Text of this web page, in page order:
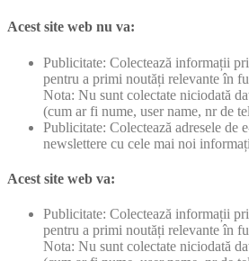
Acest site web nu va:
Publicitate: Colectează informații
pentru a primi noutăți relevante în
Nota: Nu sunt colectate niciodată
(cum ar fi nume, user name, nr de
Publicitate: Colectează adresele de
newslettere cu cele mai noi
Acest site web va:
Publicitate: Colectează informații
pentru a primi noutăți relevante în
Nota: Nu sunt colectate niciodată